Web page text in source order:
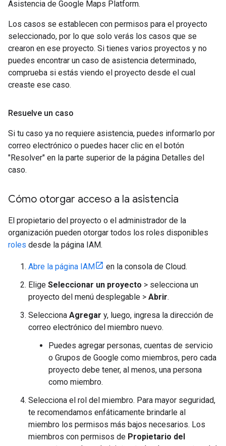
Asistencia de Google Maps Platform.
Los casos se establecen con permisos para el proyecto
seleccionado, por lo que solo verás los casos que se
crearon en ese proyecto. Si tienes varios proyectos y no
puedes encontrar un caso de asistencia determinado,
comprueba si estás viendo el proyecto desde el cual
creaste ese caso.
Resuelve un caso
Si tu caso ya no requiere asistencia, puedes informarlo por
correo electrónico o puedes hacer clic en el botón
"Resolver" en la parte superior de la página Detalles del
caso.
Cómo otorgar acceso a la asistencia
El propietario del proyecto o el administrador de la
organización pueden otorgar todos los roles disponibles
roles desde la página IAM.
Abre la página IAM
en la consola de Cloud.
Elige Seleccionar un proyecto > selecciona un
proyecto del menú desplegable > Abrir.
Selecciona Agregar y, luego, ingresa la dirección de
correo electrónico del miembro nuevo.
Puedes agregar personas, cuentas de servicio
o Grupos de Google como miembros, pero cada
proyecto debe tener, al menos, una persona
como miembro.
Selecciona el rol del miembro. Para mayor seguridad,
te recomendamos enfáticamente brindarle al
miembro los permisos más bajos necesarios. Los
miembros con permisos de Propietario del